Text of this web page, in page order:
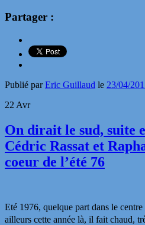
Partager :
Publié parEric Guillaud le 23/04/
22 Avr
On dirait le sud, suite
Cédric Rassat et
coeur de l’été 76
Eté 1976, quelque part dans le
ailleurs cette année là, il fait chaud,